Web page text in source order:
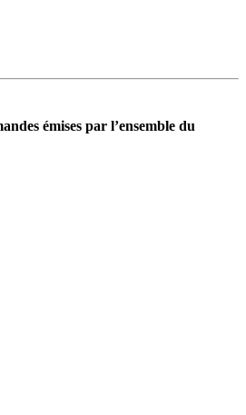
émises par l’ensemble du